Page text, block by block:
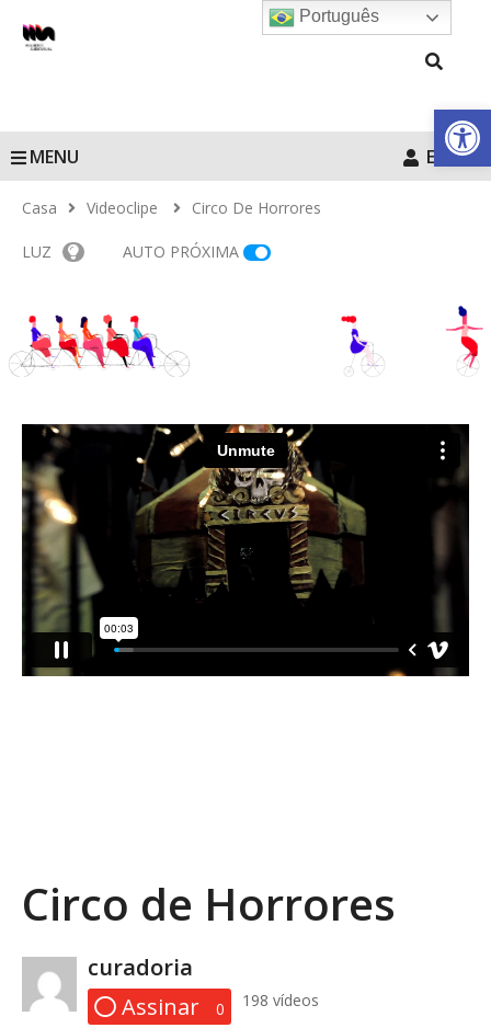
Barra de
MENU Entrar
Casa Videoclipe Circo De Horrores
LUZ AUTO PRÓXIMA
Circo de Horrores
curadoria
Assinar
0 198 vídeos
Português